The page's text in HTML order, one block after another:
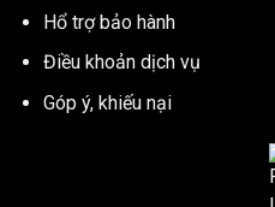
Hổ trợ bảo hành
Điều khoản dịch vụ
Góp ý, khiếu nại